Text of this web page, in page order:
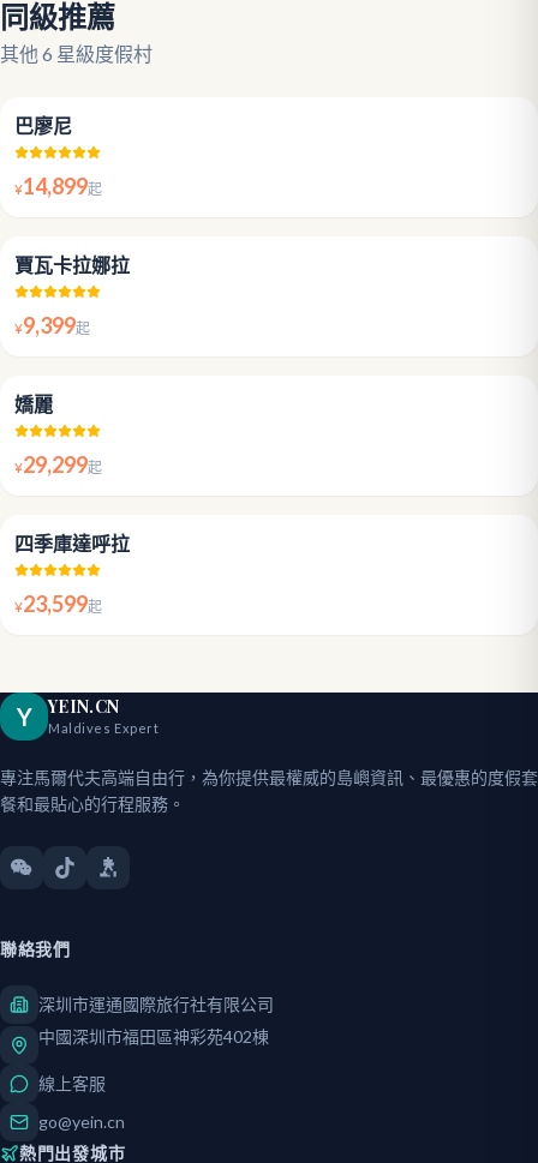
同級推薦
其他 6 星級度假村
巴廖尼
¥14,899起
賈瓦卡拉娜拉
¥9,399起
嬌麗
¥29,299起
四季庫達呼拉
¥23,599起
Y YEIN.CN
Maldives Expert
專注馬爾代夫高端自由行，為你提供最權威的島嶼資訊、最優惠的度假套
餐和最貼心的行程服務。
聯絡我們
深圳市運通國際旅行社有限公司
中國深圳市福田區神彩苑402棟
線上客服
go@yein.cn
熱門出發城市